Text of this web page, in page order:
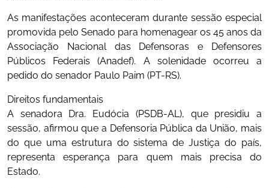
As manifestações aconteceram durante sessão especial
promovida pelo Senado para homenagear os 45 anos da
Associação Nacional das Defensoras e Defensores
Públicos Federais (Anadef). A solenidade ocorreu a
pedido do senador Paulo Paim (PT-RS).
Direitos fundamentais
A senadora Dra. Eudócia (PSDB-AL), que presidiu a
sessão, afirmou que a Defensoria Pública da União, mais
do que uma estrutura do sistema de Justiça do país,
representa esperança para quem mais precisa do
Estado.